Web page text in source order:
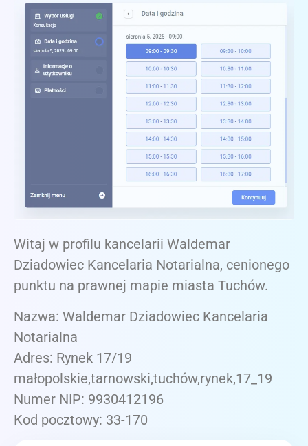
Witaj w profilu kancelarii Waldemar
Dziadowiec Kancelaria Notarialna, cenionego
punktu na prawnej mapie miasta Tuchów.
Nazwa: Waldemar Dziadowiec Kancelaria
Notarialna
Adres: Rynek 17/19
małopolskie,tarnowski,tuchów,rynek,17_19
Numer NIP: 9930412196
Kod pocztowy: 33-170